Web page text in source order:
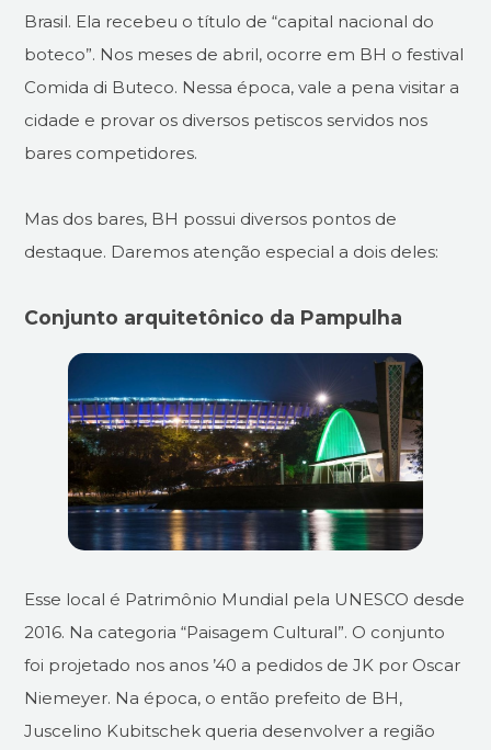
Brasil. Ela recebeu o título de “capital nacional do
boteco”. Nos meses de abril, ocorre em BH o festival
Comida di Buteco. Nessa época, vale a pena visitar a
cidade e provar os diversos petiscos servidos nos
bares competidores.
Mas dos bares, BH possui diversos pontos de
destaque. Daremos atenção especial a dois deles:
Conjunto arquitetônico da Pampulha
Esse local é Patrimônio Mundial pela UNESCO desde
2016. Na categoria “Paisagem Cultural”. O conjunto
foi projetado nos anos ’40 a pedidos de JK por Oscar
Niemeyer. Na época, o então prefeito de BH,
Juscelino Kubitschek queria desenvolver a região